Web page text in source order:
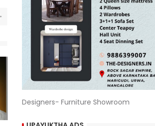
Designers- Furniture Showroom